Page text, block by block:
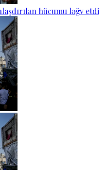
hücumu ləğv etdi